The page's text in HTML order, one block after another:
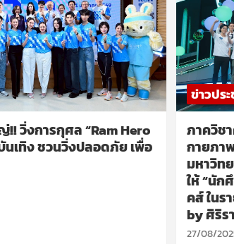
วิ่งการกุศล “Ram Hero
นเทิง ชวนวิ่งปลอดภัย เพื่อ
ข่าวปร
ภาควิช
กายภา
มหาวิท
ให้ “นัก
คส์ ในร
by ศิริร
27/08/